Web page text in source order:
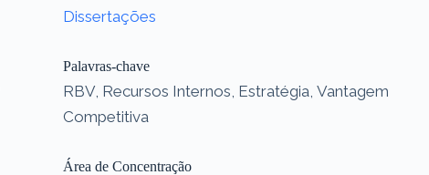
Dissertações
Palavras-chave
RBV, Recursos Internos, Estratégia, Vantagem
Competitiva
Área de Concentração